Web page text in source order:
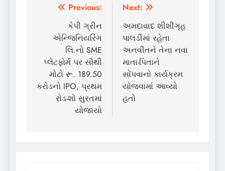
Post
navigation
Previous:
કેપી ગ્રીન
એન્જિનિયરિંગ
લિ.નો SME
પ્લેટફોર્મ પર સૌથી
મોટો રૂ. 189.50
કરોડનો IPO, પ્રથમ
રોડ-શો સુરતમાં
યોજાયો
Next:
અમદાવાદ શીશીગૃહ
પાલડીમાં રહેતા
અનવીતને તેના નવા
માતા-પિતાને
સોંપવાનો કાર્યક્રમ
યોજવામાં આવ્યો
હતો